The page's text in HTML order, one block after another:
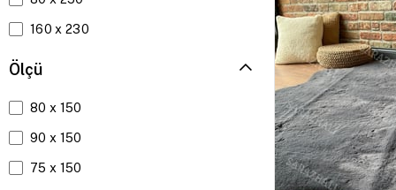
160 x 230
Ölçü
80 x 150
90 x 150
75 x 150